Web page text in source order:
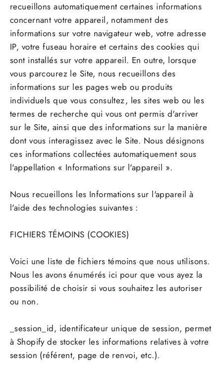
recueillons automatiquement certaines informations
concernant votre appareil, notamment des
informations sur votre navigateur web, votre adresse
IP, votre fuseau horaire et certains des cookies qui
sont installés sur votre appareil. En outre, lorsque
vous parcourez le Site, nous recueillons des
informations sur les pages web ou produits
individuels que vous consultez, les sites web ou les
termes de recherche qui vous ont permis d'arriver
sur le Site, ainsi que des informations sur la manière
dont vous interagissez avec le Site. Nous désignons
ces informations collectées automatiquement sous
l'appellation « Informations sur l'appareil ».
Nous recueillons les Informations sur l'appareil à
l'aide des technologies suivantes :
FICHIERS TÉMOINS (COOKIES)
Voici une liste de fichiers témoins que nous utilisons.
Nous les avons énumérés ici pour que vous ayez la
possibilité de choisir si vous souhaitez les autoriser
ou non.
_session_id, identificateur unique de session, permet
à Shopify de stocker les informations relatives à votre
session (référent, page de renvoi, etc.).